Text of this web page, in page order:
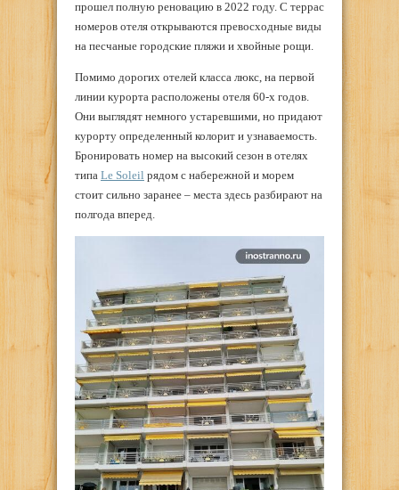
прошел полную реновацию в 2022 году. С террас
номеров отеля открываются превосходные виды
на песчаные городские пляжи и хвойные рощи.
Помимо дорогих отелей класса люкс, на первой
линии курорта расположены отеля 60-х годов.
Они выглядят немного устаревшими, но придают
курорту определенный колорит и узнаваемость.
Бронировать номер на высокий сезон в отелях
типа Le Soleil рядом с набережной и морем
стоит сильно заранее – места здесь разбирают на
полгода вперед.